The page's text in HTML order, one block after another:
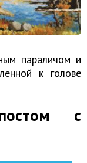
параличом и
к голове
с